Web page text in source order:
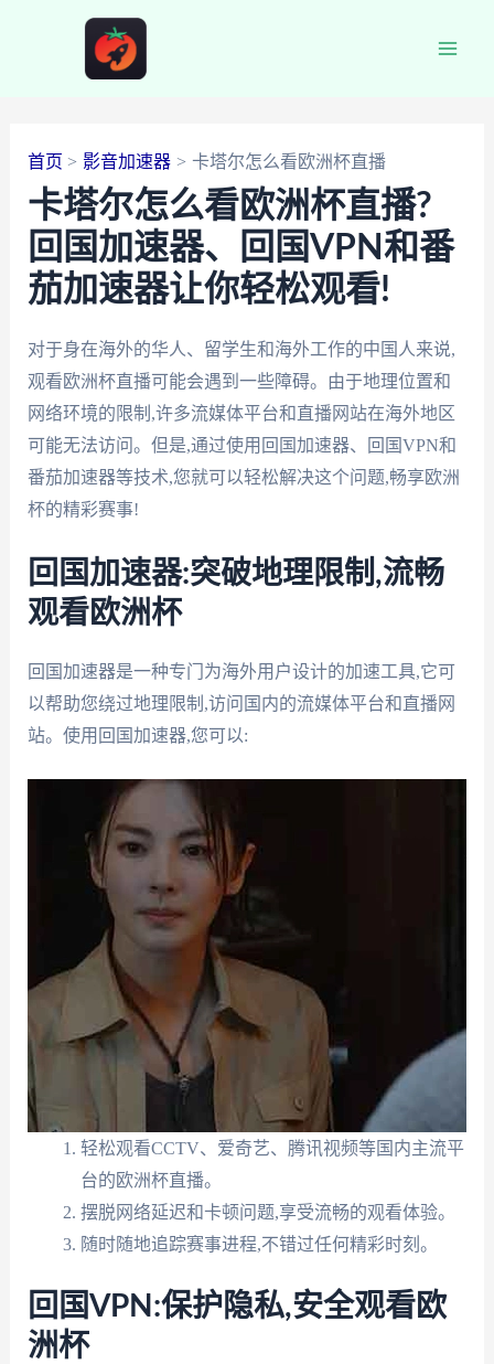
首页 影音加速器 卡塔尔怎么看欧洲杯直播
卡塔尔怎么看欧洲杯直播?
回国加速器、回国VPN和番
茄加速器让你轻松观看!
对于身在海外的华人、留学生和海外工作的中国人来说,
观看欧洲杯直播可能会遇到一些障碍。由于地理位置和
网络环境的限制,许多流媒体平台和直播网站在海外地区
可能无法访问。但是,通过使用回国加速器、回国VPN和
番茄加速器等技术,您就可以轻松解决这个问题,畅享欧洲
杯的精彩赛事!
回国加速器:突破地理限制,流畅
观看欧洲杯
回国加速器是一种专门为海外用户设计的加速工具,它可
以帮助您绕过地理限制,访问国内的流媒体平台和直播网
站。使用回国加速器,您可以:
轻松观看CCTV、爱奇艺、腾讯视频等国内主流平
台的欧洲杯直播。
摆脱网络延迟和卡顿问题,享受流畅的观看体验。
随时随地追踪赛事进程,不错过任何精彩时刻。
回国VPN:保护隐私,安全观看欧
洲杯